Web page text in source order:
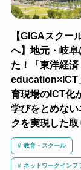
【GIGAスクー
へ】地元・岐
た！「東洋経済
education×ICT
育現場のICT化
学びをとめな
クを実現した
教育・スクール
ネットワークインフ